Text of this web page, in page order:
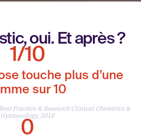
oui. Et après ?
1/10
touche plus d’une
sur 10
Practice & Research Clinical Obstetrics &
Gynaecology, 2018
0